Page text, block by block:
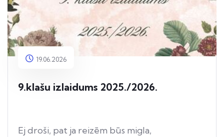
19.06.2026
9.klašu izlaidums 2025./2026.
Ej droši, pat ja reizēm būs migla,